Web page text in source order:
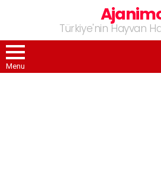
Türkiye'nin Hayvan
Menu